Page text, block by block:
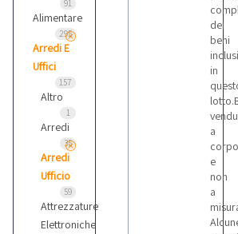
91
Alimentare
295
Arredi E
Uffici
157
Altro
1
Arredi
35
Arredi
Ufficio
59
Attrezzature
Elettroniche
dei
beni
inclusi
in
a
corpo
e
non
a